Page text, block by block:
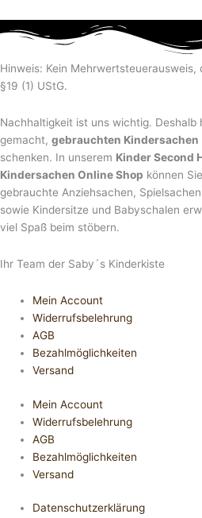
Hinweis: Kein Mehrwertsteuerausweis,
§19 (1) UStG.
Nachhaltigkeit ist uns wichtig. Deshalb
gemacht, gebrauchten Kindersachen
schenken. In unserem Kinder Second
Kindersachen Online Shop können
gebrauchte Anziehsachen,
sowie Kindersitze und Babyschalen
viel Spaß beim stöbern.
Ihr Team der Saby´s Kinderkiste
Mein Account
Widerrufsbelehrung
AGB
Bezahlmöglichkeiten
Versand
Mein Account
Widerrufsbelehrung
AGB
Bezahlmöglichkeiten
Versand
Datenschutzerklärung